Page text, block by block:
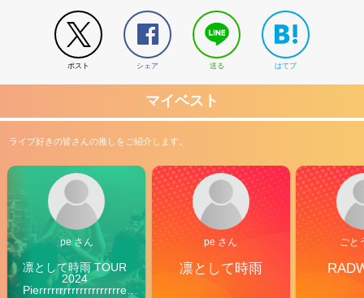
ポスト シェア 送る はてブ
マイベスト
ライブ好きの皆さんの推しをご紹介します。
pe さん
凛として時雨 TOUR
2024
Pierrrrrrrrrrrrrrrrrrrre
pe さん
凛として時雨
ごと